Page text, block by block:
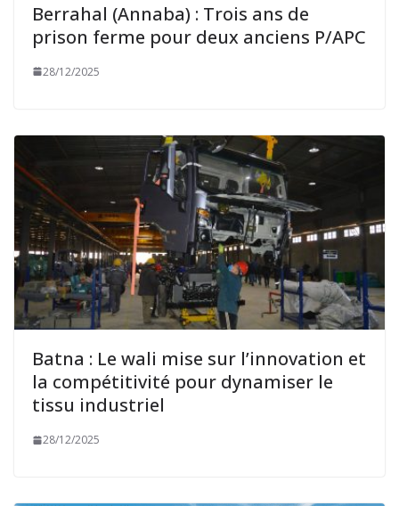
Berrahal (Annaba) : Trois ans de
prison ferme pour deux anciens P/APC
28/12/2025
Batna : Le wali mise sur l’innovation et
la compétitivité pour dynamiser le
tissu industriel
28/12/2025